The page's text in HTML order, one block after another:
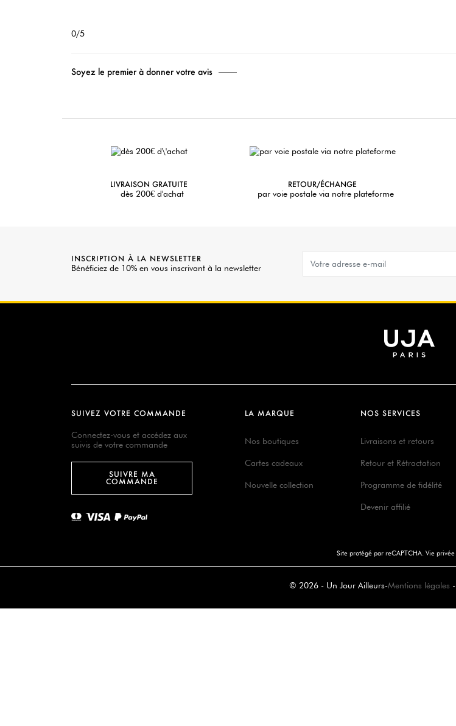
0/5
Soyez le premier à donner votre avis
LIVRAISON GRATUITE
dès 200€ d'achat
RETOUR/ÉCHANGE
par voie postale via notre plateforme
INSCRIPTION À LA NEWSLETTER
Bénéficiez de 10% en vous inscrivant à la newsletter
SUIVEZ VOTRE COMMANDE
Connectez-vous et accédez aux
suivis de votre commande
SUIVRE MA
COMMANDE
LA MARQUE
Nos boutiques
Cartes cadeaux
Nouvelle collection
NOS SERVICES
Livraisons et retours
Retour et Rétractation
Programme de fidélité
Devenir affilié
Site protégé par reCAPTCHA. Vie privée
© 2026 - Un Jour Ailleurs-Mentions légales -